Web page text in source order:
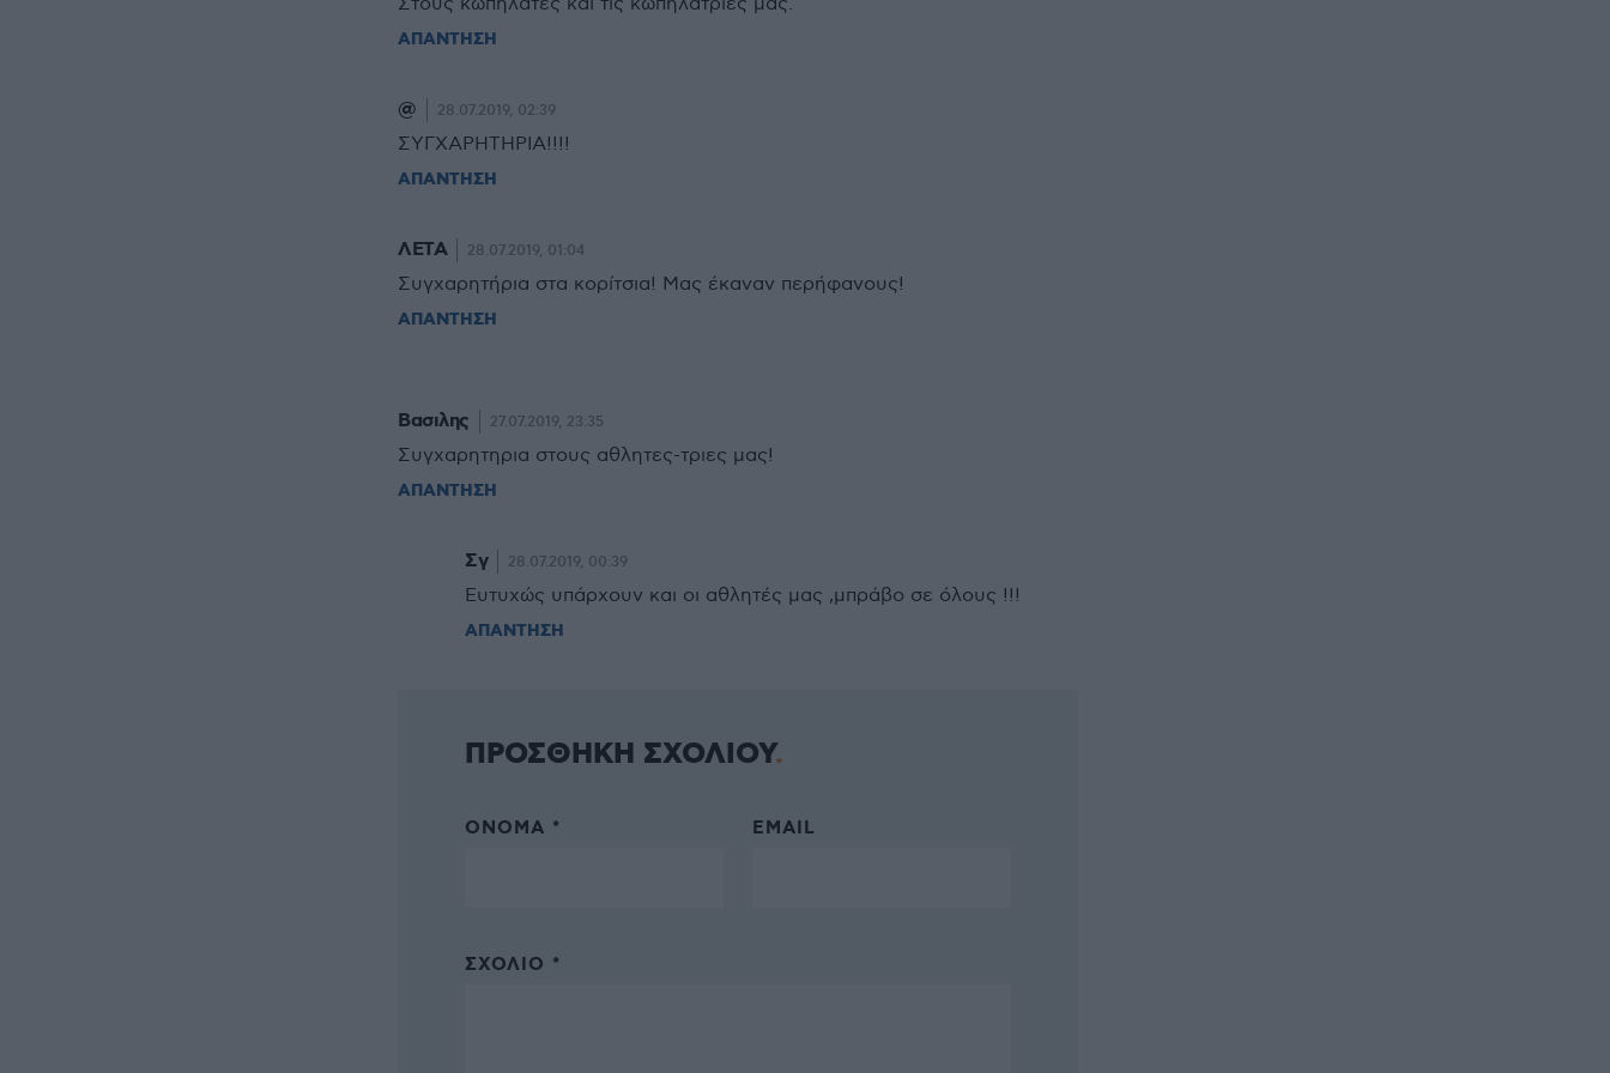
ΑΠΑΝΤΗΣΗ
@ 28.07.2019, 02:39
ΣΥΓΧΑΡΗΤΗΡΙΑ!!!!
ΑΠΑΝΤΗΣΗ
ΛΕΤΑ 28.07.2019, 01:04
Συγχαρητήρια στα κορίτσια! Μας έκαναν περήφανους!
ΑΠΑΝΤΗΣΗ
Βασιλης 27.07.2019, 23:35
Συγχαρητηρια στους αθλητες-τριες μας!
ΑΠΑΝΤΗΣΗ
Σγ 28.07.2019, 00:39
Ευτυχώς υπάρχουν και οι αθλητές μας ,μπράβο σε όλους !!!
ΑΠΑΝΤΗΣΗ
ΠΡΟΣΘΗΚΗ ΣΧΟΛΙΟΥ
ΌΝΟΜΑ * EMAIL
ΣΧΌΛΙΟ *